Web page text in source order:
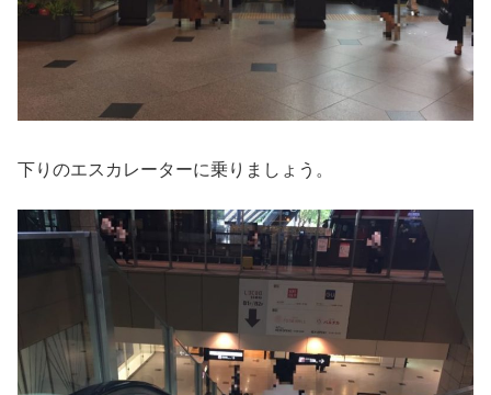
下りのエスカレーターに乗りましょう。